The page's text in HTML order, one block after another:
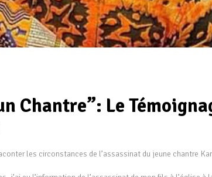
Chantre”: Le
les circonstances de l’assassinat du jeune chantre